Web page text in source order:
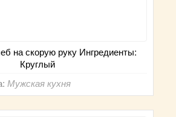
на скорую руку Ингредиенты:
Круглый
Мужская кухня